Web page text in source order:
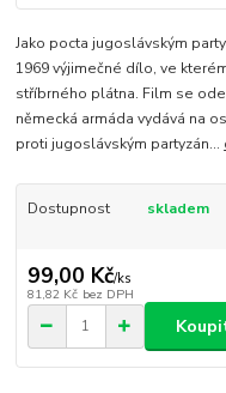
Jako pocta jugoslávským
1969 výjimečné dílo, ve
stříbrného plátna. Film se
německá armáda vydává na
proti jugoslávským partyzán...
Dostupnost skladem
99,00 Kč/ks
81,82 Kč bez DPH